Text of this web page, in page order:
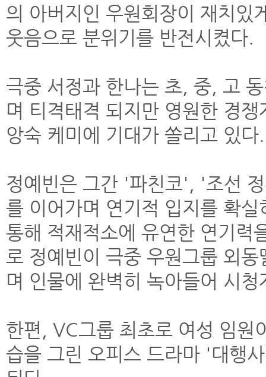
의 아버지인 우원회장이 재치있
웃음으로 분위기를 반전시켰다.
극중 서정과 한나는 초, 중, 고
며 티격태격 되지만 영원한 경
앙숙 케미에 기대가 쏠리고 있다.
정예빈은 그간 '파친코', '조선
를 이어가며 연기적 입지를 확
통해 적재적소에 유연한 연기력
로 정예빈이 극중 우원그룹 외
며 인물에 완벽히 녹아들어 시
한편, VC그룹 최초로 여성 임원
습을 그린 오피스 드라마 '대행